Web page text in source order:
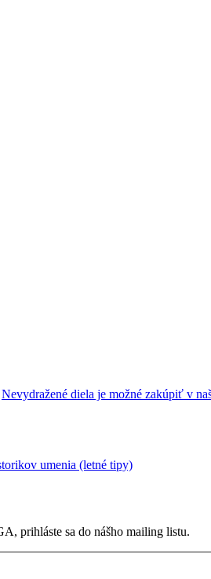
Nevydražené diela je možné zakúpiť v
prihláste sa do nášho mailing listu.